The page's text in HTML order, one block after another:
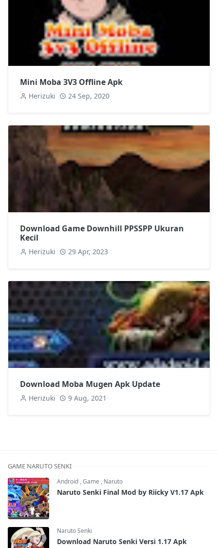
Mini Moba 3V3 Offline Apk
Herizuki 24 Sep, 2020
Download Game Downhill PPSSPP Ukuran
Kecil
Herizuki 29 Apr, 2023
Download Moba Mugen Apk Update
Herizuki 9 Aug, 2021
GAME NARUTO SENKI
Android ,Game , Naruto
Naruto Senki Final Mod by Riicky V1.17 Apk
Naruto Senki
Download Naruto Senki Versi 1.17 Apk